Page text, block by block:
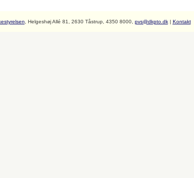
, Helgeshøj Allé 81, 2630 Tåstrup, 4350 8000, pvs@dkpto.dk| Kontakt